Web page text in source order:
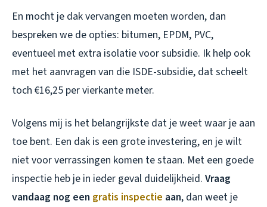
En mocht je dak vervangen moeten worden, dan
bespreken we de opties: bitumen, EPDM, PVC,
eventueel met extra isolatie voor subsidie. Ik help ook
met het aanvragen van die ISDE-subsidie, dat scheelt
toch €16,25 per vierkante meter.
Volgens mij is het belangrijkste dat je weet waar je aan
toe bent. Een dak is een grote investering, en je wilt
niet voor verrassingen komen te staan. Met een goede
inspectie heb je in ieder geval duidelijkheid. Vraag
vandaag nog een gratis inspectie aan, dan weet je